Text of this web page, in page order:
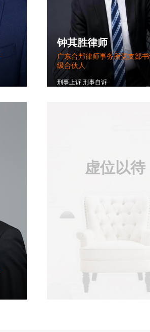
钟其胜律师
广东合邦律师事务所党支部
级合伙人
刑事上诉 刑事自诉
虚位以待